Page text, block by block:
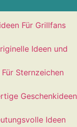
Für Grillfans
Ideen und
Sternzeichen
Geschenkideen
Ideen